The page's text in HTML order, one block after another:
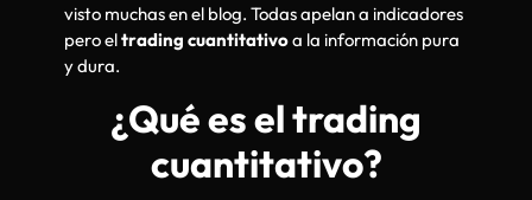
visto muchas en el blog. Todas apelan a indicadores
pero eltrading cuantitativoa la información pura
y dura.
¿Qué es el trading
cuantitativo?